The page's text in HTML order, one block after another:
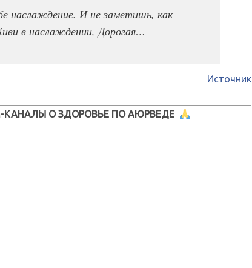
наслаждение. И не заметишь, как
в наслаждении, Дорогая…
Источник
О ЗДОРОВЬЕ ПО АЮРВЕДЕ